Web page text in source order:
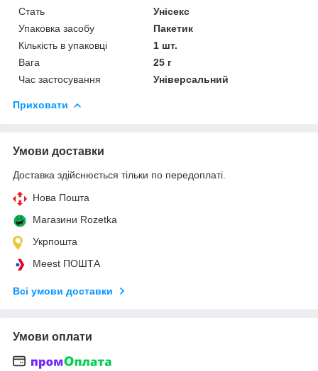
Стать
Унісекс
Упаковка засобу
Пакетик
Кількість в упаковці
1 шт.
Вага
25 г
Час застосування
Універсальний
Приховати
Умови доставки
Доставка здійснюється тільки по передоплаті.
Нова Пошта
Магазини Rozetka
Укрпошта
Meest ПОШТА
Всі умови доставки
Умови оплати